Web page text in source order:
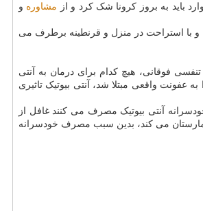
باید به بروز کرونا شک کرد و از مشاوره و
و با استراحت در منزل و قرنطینه برطرف می
فوقانی، هیچ کدام برای درمان به آنتی
واقعی مبتلا شد، آنتی بیوتیک تاثیری
آنتی بیوتیک مصرف می کنند غافل از
می کند، بدین سبب مصرف خودسرانه